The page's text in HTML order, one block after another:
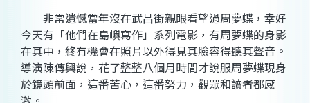
非常遺憾當年沒在武昌街親眼看望過周夢蝶，幸好
今天有「他們在島嶼寫作」系列電影，有周夢蝶的身影
在其中，終有機會在照片以外得見其臉容得聽其聲音。
導演陳傳興說，花了整整八個月時間才說服周夢蝶現身
於鏡頭前面，這番苦心，這番努力，觀眾和讀者都感